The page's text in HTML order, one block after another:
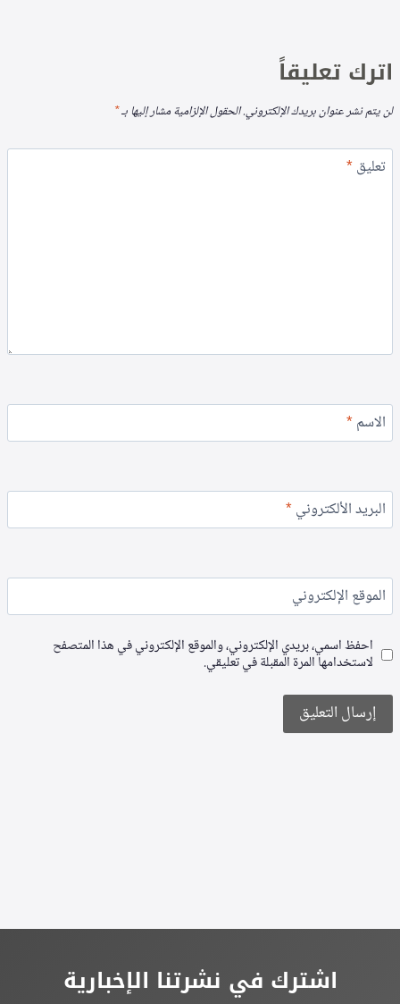
اترك تعليقاً
لن يتم نشر عنوان بريدك الإلكتروني.الحقول الإلزامية مشار إليها بـ*
تعليق*
الاسم*
البريد الألكتروني*
الموقع الإلكتروني
احفظ اسمي، بريدي الإلكتروني، والموقع الإلكتروني في هذا المتصفح
لاستخدامها المرة المقبلة في تعليقي.
اشترك في نشرتنا الإخبارية